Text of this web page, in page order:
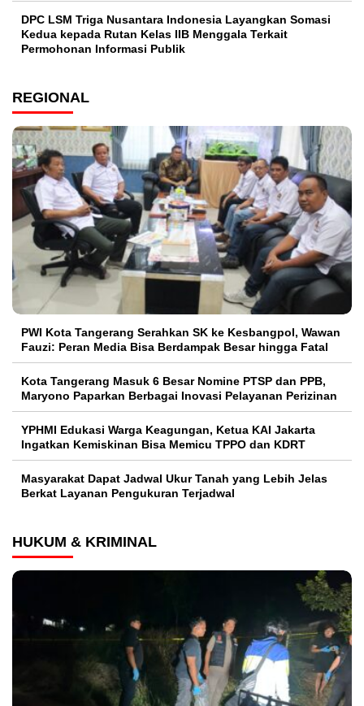
DPC LSM Triga Nusantara Indonesia Layangkan Somasi
Kedua kepada Rutan Kelas IIB Menggala Terkait
Permohonan Informasi Publik
REGIONAL
PWI Kota Tangerang Serahkan SK ke Kesbangpol, Wawan
Fauzi: Peran Media Bisa Berdampak Besar hingga Fatal
Kota Tangerang Masuk 6 Besar Nomine PTSP dan PPB,
Maryono Paparkan Berbagai Inovasi Pelayanan Perizinan
YPHMI Edukasi Warga Keagungan, Ketua KAI Jakarta
Ingatkan Kemiskinan Bisa Memicu TPPO dan KDRT
Masyarakat Dapat Jadwal Ukur Tanah yang Lebih Jelas
Berkat Layanan Pengukuran Terjadwal
HUKUM & KRIMINAL